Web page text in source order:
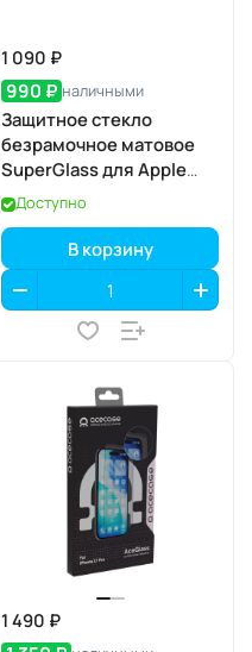
1 090 ₽
990 ₽ наличными
Защитное стекло
безрамочное матовое
SuperGlass для Apple
iPhone 17 / 16 Pro
Доступно
В корзину
1 490 ₽